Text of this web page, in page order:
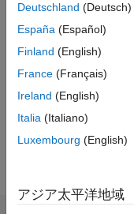
ブ
Following:
Deutschland (Deutsch)
España (Español)
Finland (English)
France (Français)
Ireland (English)
Italia (Italiano)
Luxembourg (English)
アジア太平洋地域